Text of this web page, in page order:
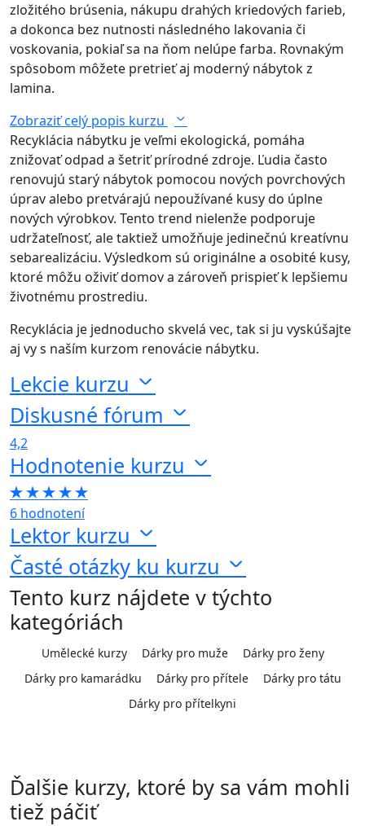
zložitého brúsenia, nákupu drahých kriedových farieb,
a dokonca bez nutnosti následného lakovania či
voskovania, pokiaľ sa na ňom nelúpe farba. Rovnakým
spôsobom môžete pretrieť aj moderný nábytok z
lamina.
Zobraziť celý popis kurzu
Recyklácia nábytku je veľmi ekologická, pomáha
znižovať odpad a šetriť prírodné zdroje. Ľudia často
renovujú starý nábytok pomocou nových povrchových
úprav alebo pretvárajú nepoužívané kusy do úplne
nových výrobkov. Tento trend nielenže podporuje
udržateľnosť, ale taktiež umožňuje jedinečnú kreatívnu
sebarealizáciu. Výsledkom sú originálne a osobité kusy,
ktoré môžu oživiť domov a zároveň prispieť k lepšiemu
životnému prostrediu.
Recyklácia je jednoducho skvelá vec, tak si ju vyskúšajte
aj vy s naším kurzom renovácie nábytku.
Lekcie kurzu
Diskusné fórum
4,2
Hodnotenie kurzu
6 hodnotení
Lektor kurzu
Časté otázky ku kurzu
Tento kurz nájdete v týchto
kategóriách
Umělecké kurzy Dárky pro muže
Dárky pro ženy
Dárky pro kamarádku
Dárky pro přítele
Dárky pro tátu
Dárky pro přítelkyni
Ďalšie kurzy, ktoré by sa vám mohli
tiež páčiť